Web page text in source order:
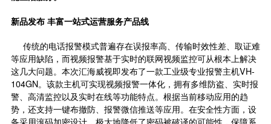
新品发布 丰富一站式运营服务产品线
传统的电话报警模式普遍存在误报率高、传输时效性差、取证难
等应用缺陷，而视频报警基于实时的联网视频监控可从根本上解决
这几大问题。本次汇海威视即发布了一款工业级专业报警主机VH-
104GN。该款主机可实现视频报警一体化，拥有多维防盗、实时报
警、高清监控以及实时在线等功能特点。根据当前移动应用的趋
势，还支持一键布撤防、报警微信推送等应用。在安全性方面，设
备采用滚码加密设计，极大地降低了密码被破译的可能性，保障系